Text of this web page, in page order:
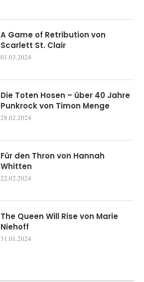
A Game of Retribution von
Scarlett St. Clair
01.03.2024
Die Toten Hosen – über 40 Jahre
Punkrock von Timon Menge
28.02.2024
Für den Thron von Hannah
Whitten
22.02.2024
The Queen Will Rise von Marie
Niehoff
31.01.2024